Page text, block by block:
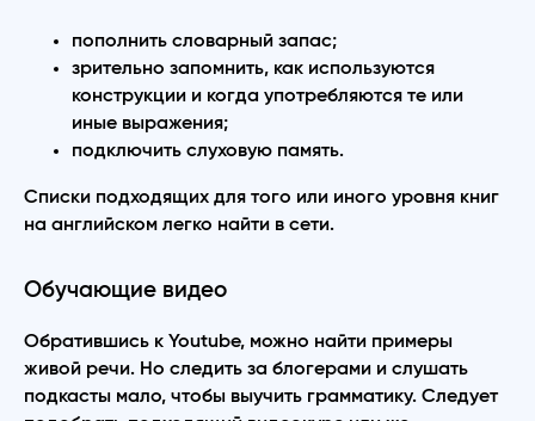
пополнить словарный запас;
зрительно запомнить, как используются
конструкции и когда употребляются те или
иные выражения;
подключить слуховую память.
Списки подходящих для того или иного уровня книг
на английском легко найти в сети.
Обучающие видео
Обратившись к Youtube, можно найти примеры
живой речи. Но следить за блогерами и слушать
подкасты мало, чтобы выучить грамматику. Следует